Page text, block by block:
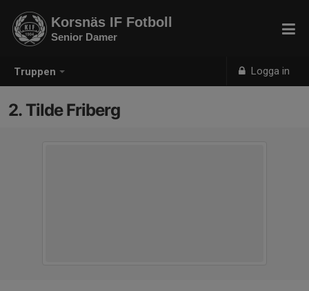
Truppen Logga in
Korsnäs IF Fotboll
Senior Damer
2. Tilde Friberg